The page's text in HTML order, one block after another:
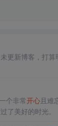
未更新博客，打
个非常开心且难
了美好的时光。